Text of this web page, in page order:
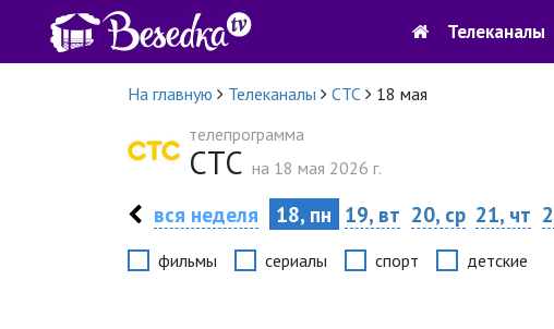
Телеканалы
На главную Телеканалы СТС
18 мая
телепрограмма
СТС на 18 мая 2026 г.
вся неделя 18, пн 19, вт 20, ср 21, чт
фильмы сериалы спорт детские